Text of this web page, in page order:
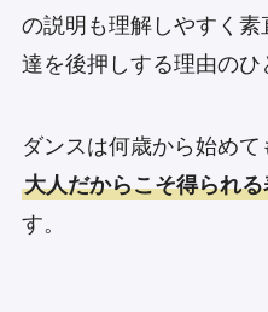
の説明も理解しやすく
達を後押しする理由のひ
ダンスは何歳から始めて
大人だからこそ得られ
す。